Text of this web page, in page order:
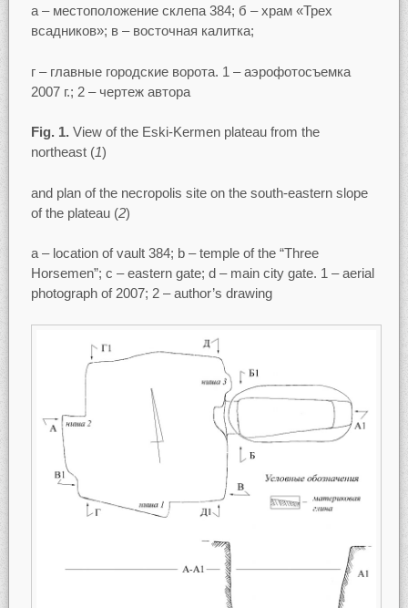
а – местоположение склепа 384; б – храм «Трех
всадников»; в – восточная калитка;
г – главные городские ворота. 1 – аэрофотосъемка
2007 г.; 2 – чертеж автора
Fig. 1.View of the Eski-Kermen plateau from the
northeast (1)
and plan of the necropolis site on the south-eastern slope
of the plateau (2)
a – location of vault 384; b – temple of the “Three
Horsemen”; c – eastern gate; d – main city gate. 1 – aerial
photograph of 2007; 2 – author’s drawing